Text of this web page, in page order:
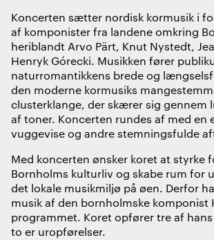
Koncerten sætter nordisk kormusik i
af komponister fra landene omkring
heriblandt Arvo Pärt, Knut Nystedt,
Henryk Górecki. Musikken fører
naturromantikkens brede og
den moderne kormusiks
clusterklange, der skærer sig gennem
af toner. Koncerten rundes af med en
vuggevise og andre stemningsfulde
Med koncerten ønsker koret at styrke
Bornholms kulturliv og skabe rum for
det lokale musikmiljø på øen. Derfor
musik af den bornholmske komponist
programmet. Koret opfører tre af
to er uropførelser.